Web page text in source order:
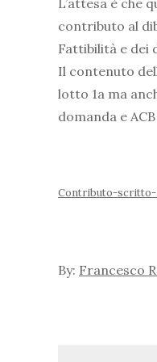
L’attesa è che
contributo al
Fattibilità e dei
Il contenuto
lotto 1a ma
domanda e
Contributo-scritto-
By: Francesco